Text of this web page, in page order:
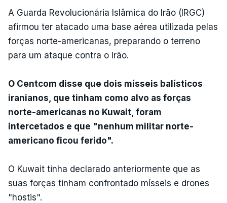
A Guarda Revolucionária Islâmica do Irão (IRGC)
afirmou ter atacado uma base aérea utilizada pelas
forças norte-americanas, preparando o terreno
para um ataque contra o Irão.
O Centcom disse que dois mísseis balísticos
iranianos, que tinham como alvo as forças
norte-americanas no Kuwait, foram
intercetados e que "nenhum militar norte-
americano ficou ferido".
O Kuwait tinha declarado anteriormente que as
suas forças tinham confrontado mísseis e drones
"hostis".